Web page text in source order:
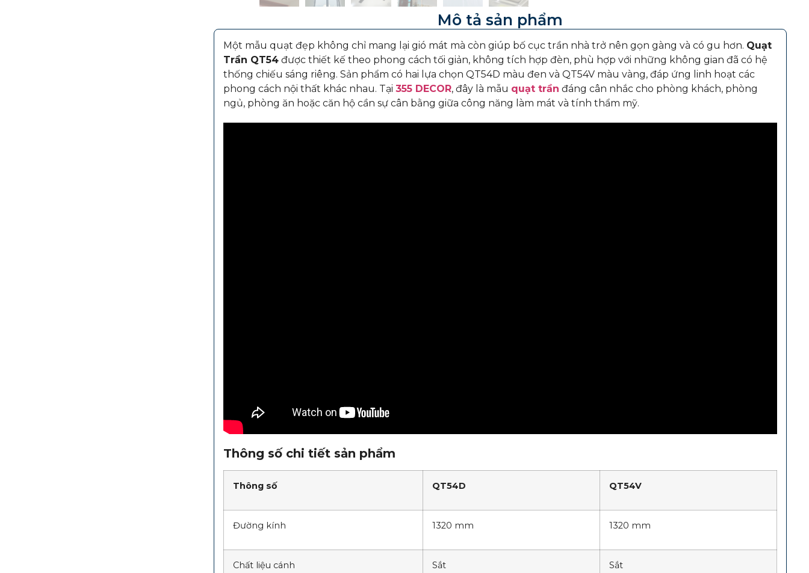
Mô tả sản phẩm
Một mẫu quạt đẹp không chỉ mang lại gió mát mà còn giúp bố cục trần nhà trở nên gọn gàng và có gu hơn. Quạt
Trần QT54được thiết kế theo phong cách tối giản, không tích hợp đèn, phù hợp với những không gian đã có hệ
thống chiếu sáng riêng. Sản phẩm có hai lựa chọn QT54D màu đen và QT54V màu vàng, đáp ứng linh hoạt các
phong cách nội thất khác nhau. Tại 355 DECOR, đây là mẫu quạt trần đáng cân nhắc cho phòng khách, phòng
ngủ, phòng ăn hoặc căn hộ cần sự cân bằng giữa công năng làm mát và tính thẩm mỹ.
Thông số chi tiết sản phẩm
Thông số QT54D QT54V
Đường kính 1320 mm 1320 mm
Chất liệu cánh Sắt Sắt